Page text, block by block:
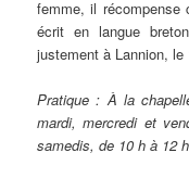
femme, il récompense
écrit en langue
justement à Lannion, le
Pratique : À la
mardi, mercredi et
samedis, de 10 h à 12